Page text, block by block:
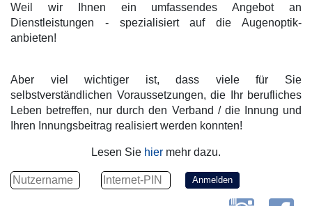
Weil wir Ihnen ein umfassendes Angebot an
Dienstleistungen - spezialisiert auf die Augenoptik-
anbieten!
Aber viel wichtiger ist, dass viele für Sie
selbstverständlichen Voraussetzungen, die Ihr berufliches
Leben betreffen, nur durch den Verband / die Innung und
Ihren Innungsbeitrag realisiert werden konnten!
Lesen Sie hier mehr dazu.